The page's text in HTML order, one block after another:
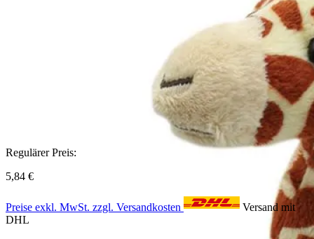
Regulärer Preis:
5,84 €
Preise exkl. MwSt. zzgl. Versandkosten
Versand mit
DHL